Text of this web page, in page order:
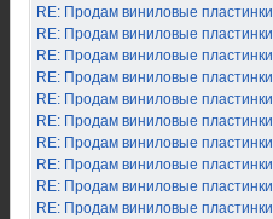
RE: Продам виниловые пластинки
RE: Продам виниловые пластинки
RE: Продам виниловые пластинки
RE: Продам виниловые пластинки
RE: Продам виниловые пластинки
RE: Продам виниловые пластинки
RE: Продам виниловые пластинки
RE: Продам виниловые пластинки
RE: Продам виниловые пластинки
RE: Продам виниловые пластинки